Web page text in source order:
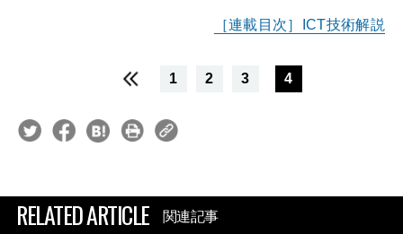
［連載目次］ICT技術解説
1 2 3 4
RELATED ARTICLE 関連記事